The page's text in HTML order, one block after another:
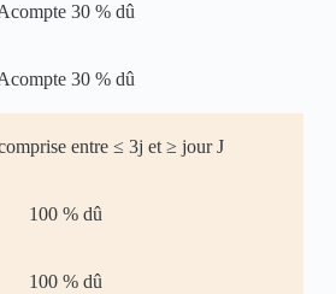
30 % dû
30 % dû
entre ≤ 3j et ≥ jour J
100 % dû
100 % dû